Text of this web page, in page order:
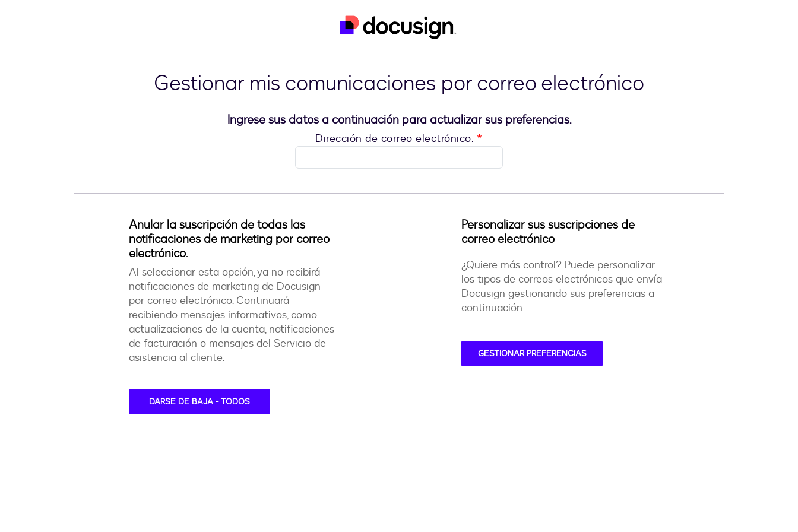
Gestionar mis comunicaciones por correo electrónico
Ingrese sus datos a continuación para actualizar sus preferencias.
Dirección de correo electrónico: *
Anular la suscripción de todas las
notificaciones de marketing por correo
electrónico.
Al seleccionar esta opción, ya no recibirá
notificaciones de marketing de Docusign
por correo electrónico. Continuará
recibiendo mensajes informativos, como
actualizaciones de la cuenta, notificaciones
de facturación o mensajes del Servicio de
asistencia al cliente.
DARSE DE BAJA - TODOS
Personalizar sus suscripciones de
correo electrónico
¿Quiere más control? Puede personalizar
los tipos de correos electrónicos que envía
Docusign gestionando sus preferencias a
continuación.
GESTIONAR PREFERENCIAS